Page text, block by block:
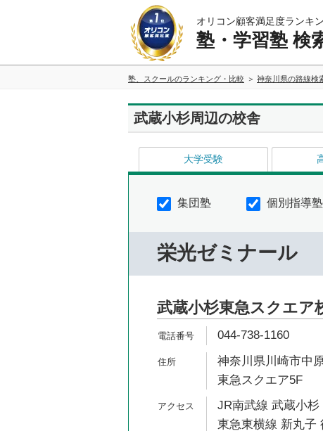
オリコン顧客満足度ランキ
塾・学習塾 検
塾、スクールのランキング・比較 神奈川県の路線検
武蔵小杉周辺の校舎
大学受験
集団塾 個別指導塾
栄光ゼミナール
武蔵小杉東急スクエア
044-738-1160
神奈川県川崎市中
東急スクエア5F
JR南武線 武蔵小杉
東急東横線 新丸子